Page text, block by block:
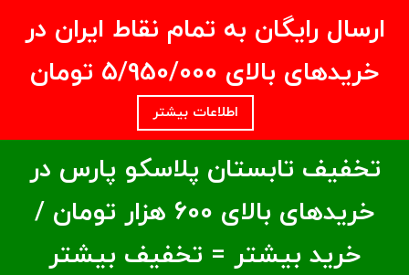
ارسال رایگان به تمام نقاط ایران در
خریدهای بالای ۵/950/000 تومان
اطلاعات بیشتر
تخفیف تابستان پلاسکو پارس در
خریدهای بالای ۶00 هزار تومان /
خرید بیشتر = تخفیف بیشتر